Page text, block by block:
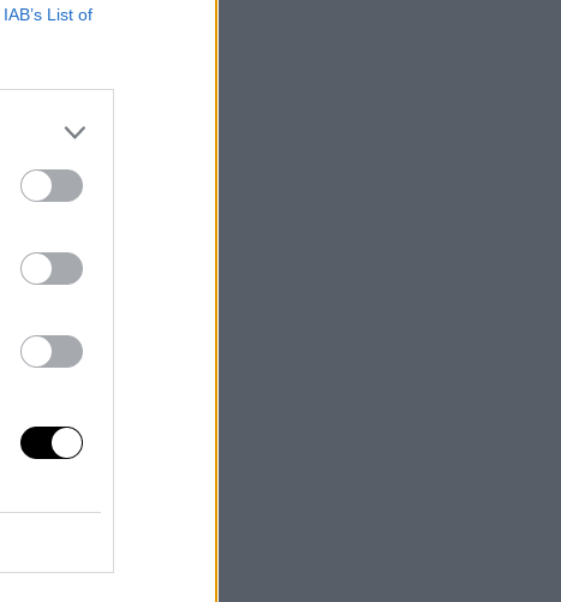
IAB’s List of